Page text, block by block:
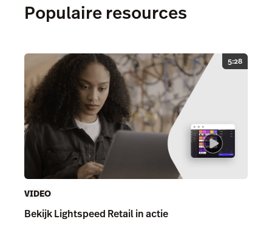
Populaire resources
5:28
VIDEO
Bekijk Lightspeed Retail in actie